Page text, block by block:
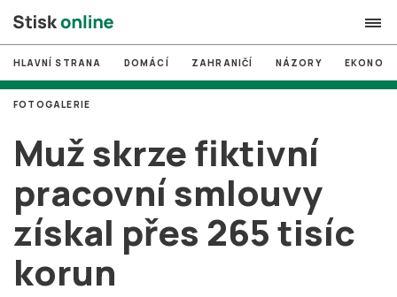
search
# MUNI
# Brno
# volby
login PŘIHLÁSIT SE
Zapomněli jste heslo?
HLAVNÍ STRANA DOMÁCÍ ZAHRANIČÍ NÁZORY
Muž skrze fiktivní
pracovní smlouvy
získal přes 265 tisíc
korun
FOTOGALERIE